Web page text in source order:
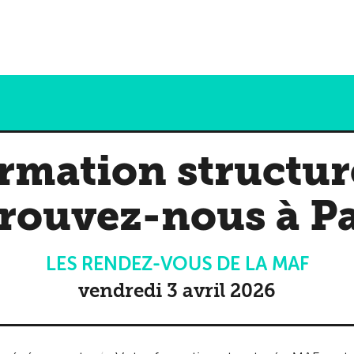
nous à
LES RENDEZ-VOUS DE LA MAF
vendredi 3 avril 2026